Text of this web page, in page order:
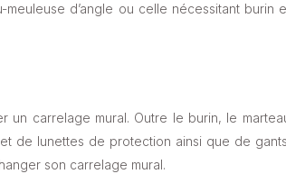
d’angle ou celle nécessitant burin
un carrelage mural. Outre le burin, le
de lunettes de protection ainsi que de
son carrelage mural.